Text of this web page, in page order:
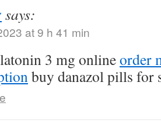
says:
at 9 h 41 min
3 mg onlineorder
buy danazol pills for